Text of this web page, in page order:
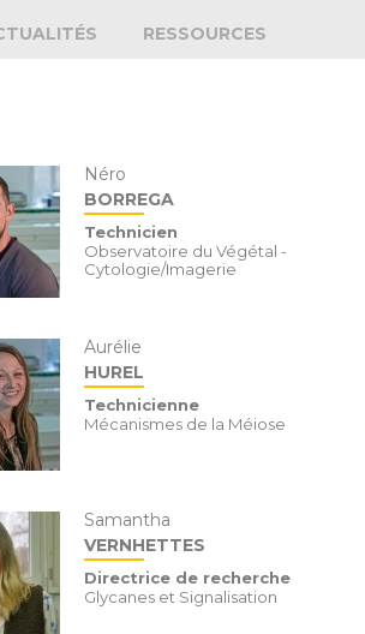
RESSOURCES
Néro
BORREGA
Technicien
Observatoire du Végétal -
Cytologie/Imagerie
Aurélie
HUREL
Technicienne
Mécanismes de la Méiose
Samantha
VERNHETTES
Directrice de recherche
Glycanes et Signalisation